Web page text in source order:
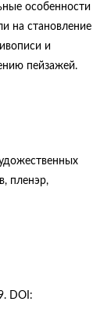
особенности
на становление
и
пейзажей.
пленэр,
DOI: